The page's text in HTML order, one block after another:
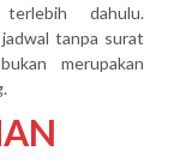
dahulu.
tanpa surat
merupakan